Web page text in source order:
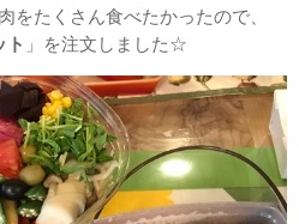
をたくさん食べたかったので、
ト 」を注文しました☆